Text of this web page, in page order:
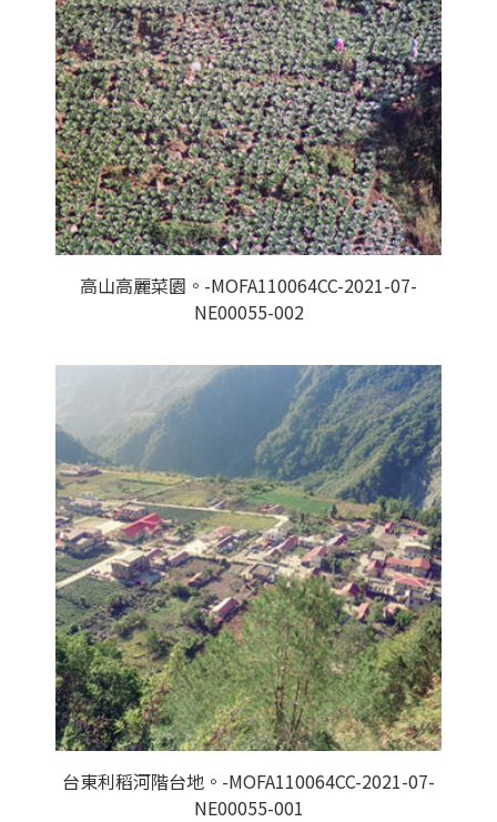
高山高麗菜園。-MOFA110064CC-2021-07-
NE00055-002
台東利稻河階台地。-MOFA110064CC-2021-07-
NE00055-001